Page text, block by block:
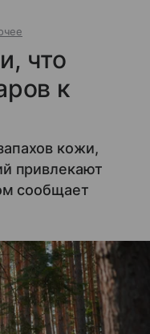
что
к
кожи,
привлекают
сообщает